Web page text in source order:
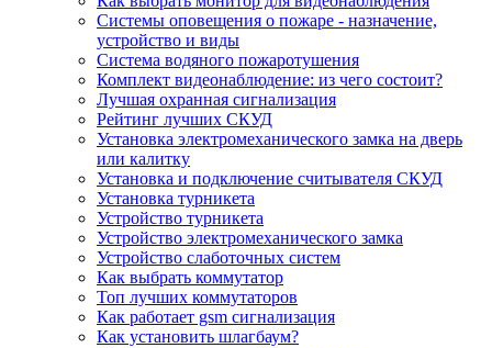
Системы оповещения о пожаре - назначение,
устройство и виды
Система водяного пожаротушения
Комплект видеонаблюдение: из чего состоит?
Лучшая охранная сигнализация
Рейтинг лучших СКУД
Установка электромеханического замка на дверь
или калитку
Установка и подключение считывателя СКУД
Установка турникета
Устройство турникета
Устройство электромеханического замка
Устройство слаботочных систем
Как выбрать коммутатор
Топ лучших коммутаторов
Как работает gsm сигнализация
Как установить шлагбаум?